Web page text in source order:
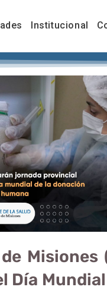
Institucional
Misiones
Día